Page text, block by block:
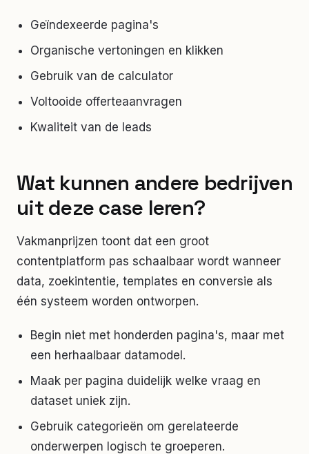
Geïndexeerde pagina's
Organische vertoningen en klikken
Gebruik van de calculator
Voltooide offerteaanvragen
Kwaliteit van de leads
Wat kunnen andere bedrijven
uit deze case leren?
Vakmanprijzen toont dat een groot
contentplatform pas schaalbaar wordt wanneer
data, zoekintentie, templates en conversie als
één systeem worden ontworpen.
Begin niet met honderden pagina's, maar met
een herhaalbaar datamodel.
Maak per pagina duidelijk welke vraag en
dataset uniek zijn.
Gebruik categorieën om gerelateerde
onderwerpen logisch te groeperen.